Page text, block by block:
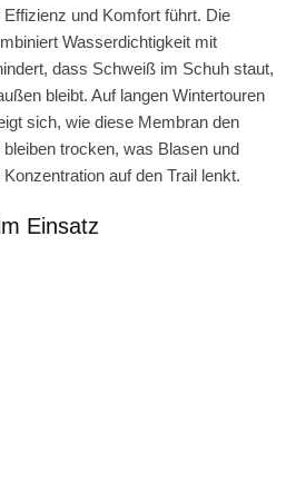
und Komfort führt. Die
Wasserdichtigkeit mit
dass Schweiß im Schuh staut,
bleibt. Auf langen Wintertouren
sich, wie diese Membran den
trocken, was Blasen und
auf den Trail lenkt.
Einsatz